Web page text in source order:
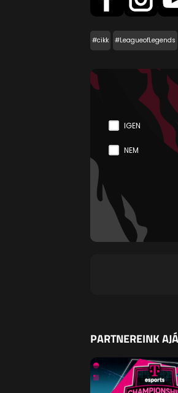
#cikk #LeagueofLegends
IGEN
NEM
PARTNEREINK